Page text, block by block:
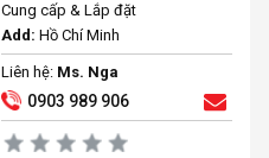
Cung cấp & Lắp đặt
Add: Hồ Chí Minh
Liên hệ: Ms. Nga
0903 989 906